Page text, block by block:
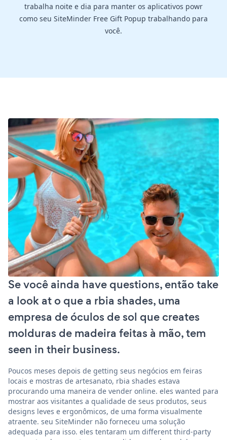
trabalha noite e dia para manter os aplicativos powr
como seu SiteMinder Free Gift Popup trabalhando para
você.
Se você ainda have questions, então take
a look at o que a rbia shades, uma
empresa de óculos de sol que creates
molduras de madeira feitas à mão, tem
seen in their business.
Poucos meses depois de getting seus negócios em feiras
locais e mostras de artesanato, rbia shades estava
procurando uma maneira de vender online. eles wanted para
mostrar aos visitantes a qualidade de seus produtos, seus
designs leves e ergonômicos, de uma forma visualmente
atraente. seu SiteMinder não forneceu uma solução
adequada para isso. eles tentaram um different third-party